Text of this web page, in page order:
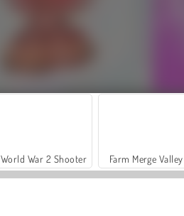
World War 2 Shooter Farm Merge Valley